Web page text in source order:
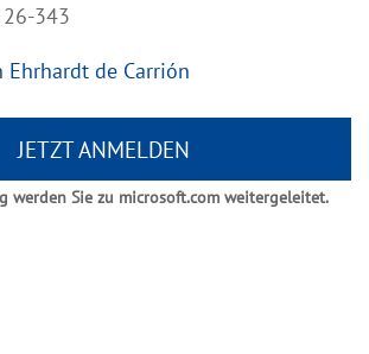
343
Ehrhardt de Carrión
JETZT ANMELDEN
werden Sie zu microsoft.com weitergeleitet.